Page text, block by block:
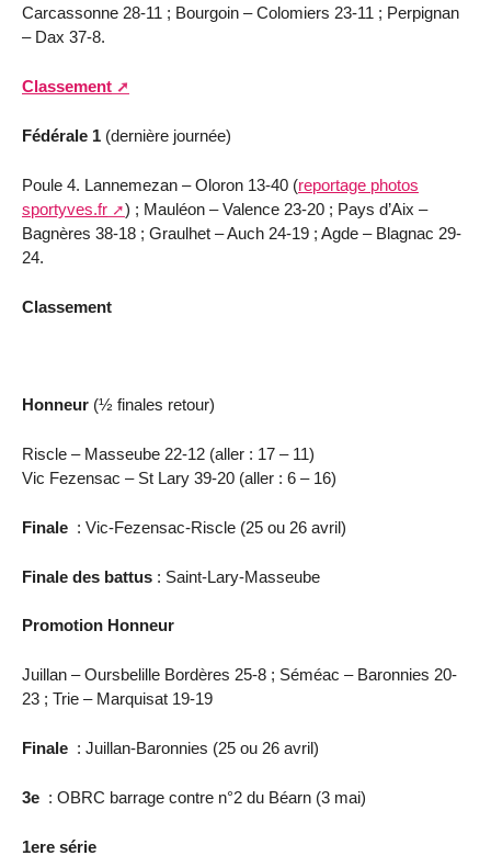
Carcassonne 28-11 ; Bourgoin – Colomiers 23-11 ; Perpignan
– Dax 37-8.
Classement
Fédérale 1 (dernière journée)
Poule 4. Lannemezan – Oloron 13-40 (reportage photos
sportyves.fr
) ; Mauléon – Valence 23-20 ; Pays d’Aix –
Bagnères 38-18 ; Graulhet – Auch 24-19 ; Agde – Blagnac 29-
24.
Classement
Honneur (½ finales retour)
Riscle – Masseube 22-12 (aller : 17 – 11)
Vic Fezensac – St Lary 39-20 (aller : 6 – 16)
Finale : Vic-Fezensac-Riscle (25 ou 26 avril)
Finale des battus : Saint-Lary-Masseube
Promotion Honneur
Juillan – Oursbelille Bordères 25-8 ; Séméac – Baronnies 20-
23 ; Trie – Marquisat 19-19
Finale : Juillan-Baronnies (25 ou 26 avril)
3e : OBRC barrage contre n°2 du Béarn (3 mai)
1ere série